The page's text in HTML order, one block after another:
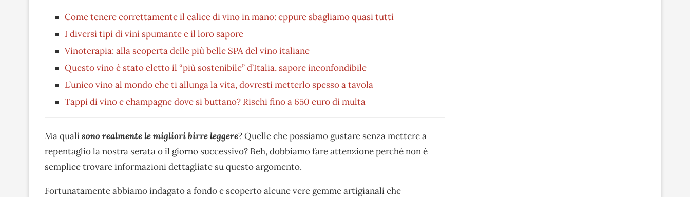
Come tenere correttamente il calice di vino in mano: eppure sbagliamo quasi tutti
I diversi tipi di vini spumante e il loro sapore
Vinoterapia: alla scoperta delle più belle SPA del vino italiane
Questo vino è stato eletto il “più sostenibile” d’Italia, sapore inconfondibile
L’unico vino al mondo che ti allunga la vita, dovresti metterlo spesso a tavola
Tappi di vino e champagne dove si buttano? Rischi fino a 650 euro di multa
Ma qualisono realmente le migliori birre leggere? Quelle che possiamo gustare senza mettere a
repentaglio la nostra serata o il giorno successivo? Beh, dobbiamo fare attenzione perché non è
semplice trovare informazioni dettagliate su questo argomento.
Fortunatamente abbiamo indagato a fondo e scoperto alcune vere gemme artigianali che